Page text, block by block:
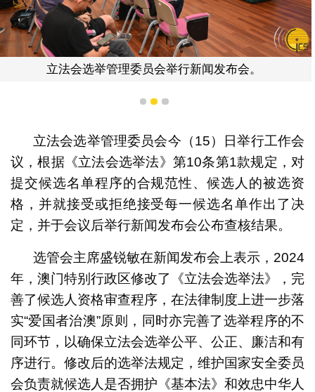
立法会选举管理委员会举行新闻发布会。
1 2 3
立法会选举管理委员会今（15）日举行工作会
议，根据《立法会选举法》第10条第1款规定，对
提交候选名单程序的合规范性、候选人的被选资
格，并就接受或拒绝接受每一候选名单作出了决
定，并于会议后举行新闻发布会公布查核结果。
选管会主席盛锐敏在新闻发布会上表示，2024
年，澳门特别行政区修改了《立法会选举法》，完
善了候选人资格审查程序，在法律制度上进一步落
实“爱国者治澳”原则，同时亦完善了选举程序的不
同环节，以确保立法会选举公平、公正、廉洁和有
序进行。修改后的选举法规定，维护国家安全委员
会负责就候选人是否拥护《基本法》和效忠中华人